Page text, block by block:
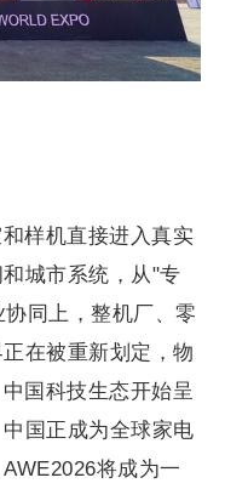
样机直接进入真实
城市系统，从"专
同上，整机厂、零
在被重新划定，物
国科技生态开始呈
国正成为全球家电
将成为一